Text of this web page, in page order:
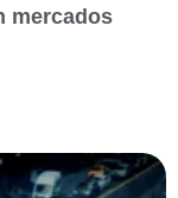
mercados